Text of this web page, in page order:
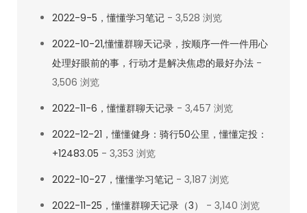
2022-9-5，懂懂学习笔记 - 3,528 浏览
2022-10-21,懂懂群聊天记录，按顺序一件一件用心
处理好眼前的事，行动才是解决焦虑的最好办法 -
3,506 浏览
2022-11-6，懂懂群聊天记录 - 3,457 浏览
2022-12-21，懂懂健身：骑行50公里，懂懂定投：
+12483.05 - 3,353 浏览
2022-10-27，懂懂学习笔记 - 3,187 浏览
2022-11-25，懂懂群聊天记录（3）
- 3,140 浏览